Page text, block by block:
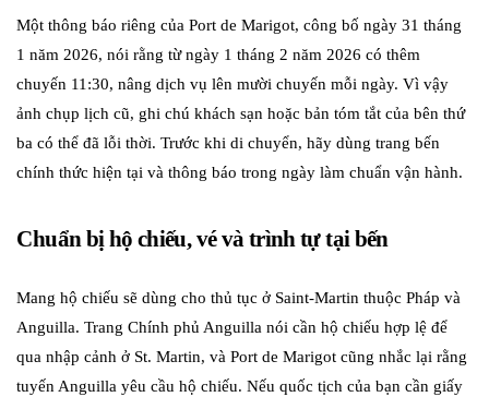
Một thông báo riêng của Port de Marigot, công bố ngày 31 tháng
1 năm 2026, nói rằng từ ngày 1 tháng 2 năm 2026 có thêm
chuyến 11:30, nâng dịch vụ lên mười chuyến mỗi ngày. Vì vậy
ảnh chụp lịch cũ, ghi chú khách sạn hoặc bản tóm tắt của bên thứ
ba có thể đã lỗi thời. Trước khi di chuyển, hãy dùng trang bến
chính thức hiện tại và thông báo trong ngày làm chuẩn vận hành.
Chuẩn bị hộ chiếu, vé và trình tự tại bến
Mang hộ chiếu sẽ dùng cho thủ tục ở Saint-Martin thuộc Pháp và
Anguilla. Trang Chính phủ Anguilla nói cần hộ chiếu hợp lệ để
qua nhập cảnh ở St. Martin, và Port de Marigot cũng nhắc lại rằng
tuyến Anguilla yêu cầu hộ chiếu. Nếu quốc tịch của bạn cần giấy